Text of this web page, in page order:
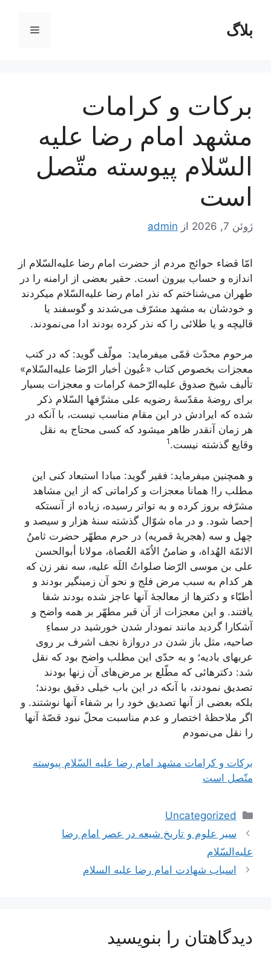
محتوابلاگ فهرست
بركات‌ و كرامات‌
مشهد امام‌ رضا عليه‌
السّلام‌ پيوسته‌ متّصل‌
است‌
ژوئن 7, 2026 از admin
امّا قضاء حوائج‌ مردم‌ از حضرت‌ امام‌ رضا علیه‌السّلام‌ از
اندازه‌ و حساب‌ بیرون‌ است‌. حقیر بعضی‌ از ارامنه‌ را در
طهران‌ می‌شناختم‌ که‌ نذر امام‌ رضا علیه‌السّلام‌ میکردند
و خودشان‌ به‌ مشهد مشرّف‌ می‌شدند و گوسفند یا
قالیچه‌ و یا طلائی‌ را که‌ نذر کرده‌ بودند ادا می‌نمودند.
مرحوم‌ محدّث‌ قمّی‌ میفرماید: ‎ مولّف‌ گوید: که‌ در کتب‌
معجزات‌ بخصوص‌ کتاب‌ «عُیون‌ أخبار الرّضا علیه‌السّلام‌»
تألیف‌ شیخ‌ صدوق‌ علیه‌الرّحمة‌ کرامات‌ و معجزات‌ بسیار
برای‌ روضۀ مقدّسۀ رضویه‌ علی‌ مشرِّفها السّلام‌ ذکر
شده‌ که‌ ایرادش‌ در این‌ مقام‌ مناسب‌ نیست‌، با آنکه‌ در
هر زمان‌ آنقدر ظاهر میشود که‌ کسی‌ محتاج‌ به‌ نقل‌
وقایع‌ گذشته‌ نیست‌.1
و همچنین‌ میفرماید: فقیر گوید: مبادا استبعاد کنی‌ این‌
مطلب‌ را! همانا معجزات‌ و کراماتی‌ که‌ از این‌ مشاهد
مشرّفه‌ بروز کرده‌ و به‌ تواتر رسیده‌، زیاده‌ از آنستکه‌
إحصا شود. و در ماه‌ شوّال‌ گذشته‌ سنۀ هزار و سیصد و
چهل‌ و سه‌ (هجریۀ قمریه‌) در حرم‌ مطهّر حضرت‌ ثامنُ
الائمّة‌ الهُداة‌، و ضامنُ الاُمّة‌ العُصاة‌، مولانا أبوالحسن‌
علی بن‌ موسی‌ الرّضا صلواتُ اللَه‌ علیه‌، سه‌ نفر زن‌ که‌
هر کدام‌ به‌ سبب‌ مرض‌ فلج‌ و نحو آن‌ زمینگیر بودند و
أطبّاء و دکترها از معالجۀ آنها عاجز شده‌ بودند شفا
یافتند. و این‌ معجزات‌ از آن‌ قبر مطهّر بر همه‌ واضح‌ و
آشکارا گردید مانند نمودار شدن‌ خورشید در سماءِ
صاحیه‌، مثل‌ باز شدن‌ در دروازۀ نجف‌ اشرف‌ بر روی‌
عربهای‌ بادیه‌؛ و به‌ حدّی‌ این‌ مطلب‌ واضح‌ بود که‌ نقل‌
شد: دکترهائی‌ که‌ مطّلع‌ بر مرض‌های‌ آن‌ زنها بودند
تصدیق‌ نمودند، با آنکه‌ در این‌ باب‌ خیلی‌ دقیق‌ بودند؛
بلکه‌ بعضی‌ از آنها تصدیق‌ خود را بر شفاء آنها نوشتند. و
اگر ملاحظۀ اختصار و عدم‌ مناسبت‌ محلّ نبود قصّۀ آنها
را نقل‌ می‌نمودم‌
بركات‌ و كرامات‌ مشهد امام‌ رضا عليه‌ السّلام‌ پيوسته‌
متّصل‌ است‌
دسته‌ها
Uncategorized
ناوبری
نوشته‌ها
سير علوم‌ و تاريخ‌ شيعه‌ در عصر امام‌ رضا
عليه‌السّلام
اسباب شهادت امام رضا علیه السلام
دیدگاهتان را بنویسید